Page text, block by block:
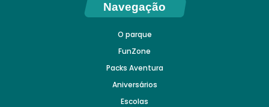
Navegação
O parque
FunZone
Packs Aventura
Aniversários
Escolas